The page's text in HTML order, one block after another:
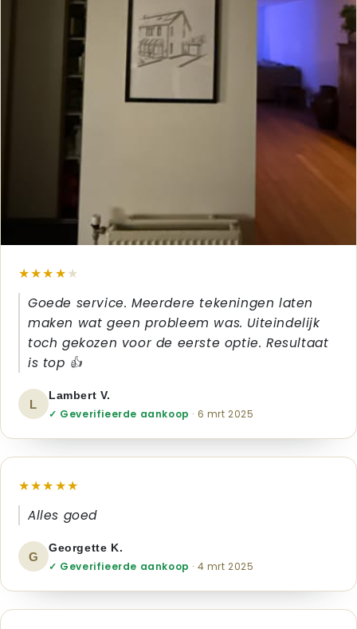
★★★★★
Goede service. Meerdere tekeningen laten
maken wat geen probleem was. Uiteindelijk
toch gekozen voor de eerste optie. Resultaat
is top 👍
L
Lambert V.
✓ Geverifieerde aankoop · 6 mrt 2025
★★★★★
Alles goed
G
Georgette K.
✓ Geverifieerde aankoop · 4 mrt 2025